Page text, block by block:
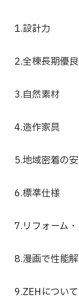
1.設計力
2.全棟長期優
3.自然素材
4.造作家具
5.地域密着の
6.標準仕様
7.リフォーム
8.漫画で性能
9.ZEHについて